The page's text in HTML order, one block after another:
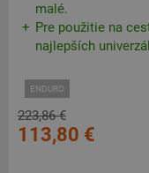
malé.
Pre použitie na
najlepších
ENDURO
223,86 €
113,80 €